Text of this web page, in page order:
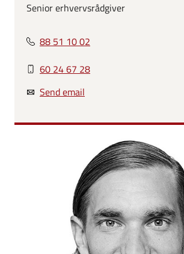
Senior erhvervsrådgiver
88 51 10 02
60 24 67 28
Send email